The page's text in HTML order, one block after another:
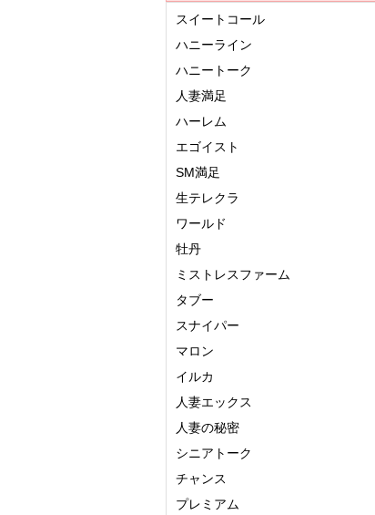
スイートコール
ハニーライン
ハニートーク
人妻満足
ハーレム
エゴイスト
SM満足
生テレクラ
ワールド
牡丹
ミストレスファーム
タブー
スナイパー
マロン
イルカ
人妻エックス
人妻の秘密
シニアトーク
チャンス
プレミアム